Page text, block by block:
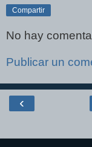
Compartir
No hay
Publicar un
‹